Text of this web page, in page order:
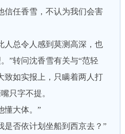
任香雪，不认为我们会害
总令人感到莫测高深，也
”转问沈香雪有关与“范轻
致如实报上，只瞒着两人打
只字不提。
大体。”
否依计划坐船到西京去？”